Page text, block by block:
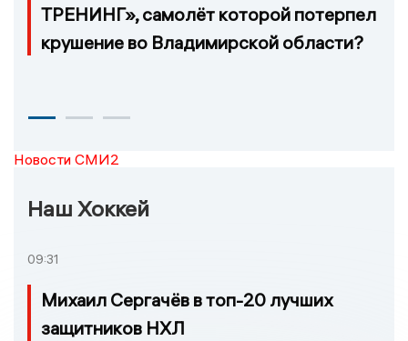
ТРЕНИНГ», самолёт которой потерпел
крушение во Владимирской области?
Новости СМИ2
Наш Хоккей
09:31
Михаил Сергачёв в топ-20 лучших
защитников НХЛ